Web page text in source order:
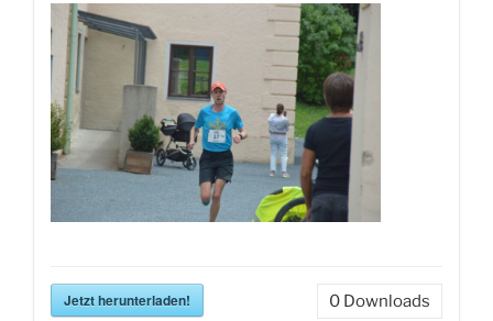
Jetzt herunterladen! 0 Downloads